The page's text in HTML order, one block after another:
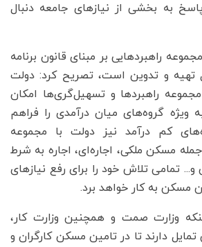
به بخشی از نیاز‌های جامعه دنبال
راهبرد‌هایی بر مبنای قانون برنامه
و تدوین است، تصریح کرد: دولت
راهبرد‌ها و تسهیل‌گری‌ها امکان
ویژه گروه‌های میان درآمدی را فراهم
کم درآمد نیز دولت با مجموعه
مسکن ملکی، اجاره‌ای، اجاره به شرط
تمامی تلاش خود را برای رفع نیاز‌های
مسکن به کار خواهد برد.
وزارت صمت و همچنین وزارت کار،
تمایل دارند تا در تامین مسکن کارگران و